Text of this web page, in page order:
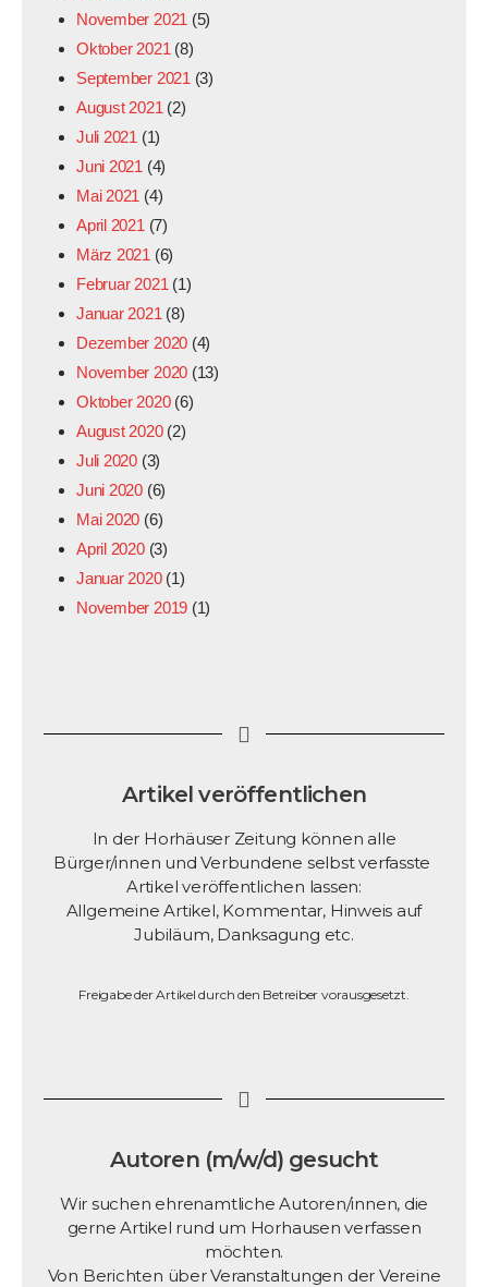
November 2021 (5)
Oktober 2021 (8)
September 2021 (3)
August 2021 (2)
Juli 2021 (1)
Juni 2021 (4)
Mai 2021 (4)
April 2021 (7)
März 2021 (6)
Februar 2021 (1)
Januar 2021 (8)
Dezember 2020 (4)
November 2020 (13)
Oktober 2020(6)
August 2020(2)
Juli 2020(3)
Juni 2020(6)
Mai 2020 (6)
April 2020(3)
Januar 2020(1)
November 2019 (1)
Artikel veröffentlichen
In der Horhäuser Zeitung können alle
Bürger/innen und Verbundene selbst verfasste
Artikel veröffentlichen lassen:
Allgemeine Artikel, Kommentar, Hinweis auf
Jubiläum, Danksagung etc.
Freigabe der Artikel durch den Betreiber vorausgesetzt.
Autoren (m/w/d) gesucht
Wir suchen ehrenamtliche Autoren/innen, die
gerne Artikel rund um Horhausen verfassen
möchten.
Von Berichten über Veranstaltungen der Vereine